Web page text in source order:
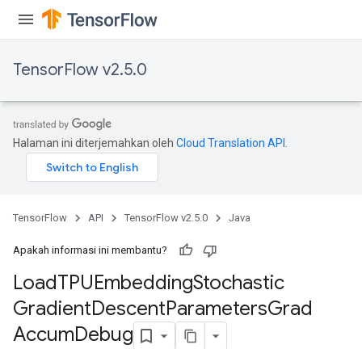
TensorFlow v2.5.0
Halaman ini diterjemahkan oleh Cloud Translation API
TensorFlow API TensorFlow v2.5.0 Java
Apakah informasi ini membantu?
LoadTPUEmbeddingStochastic
GradientDescentParametersGrad
AccumDebug